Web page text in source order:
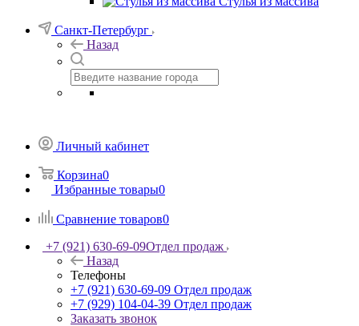
Санкт-Петербург
Назад
Личный кабинет
Корзина0
Избранные товары0
Сравнение товаров0
+7 (921) 630-69-09Отдел продаж
Назад
Телефоны
+7 (921) 630-69-09 Отдел продаж
+7 (929) 104-04-39 Отдел продаж
Заказать звонок